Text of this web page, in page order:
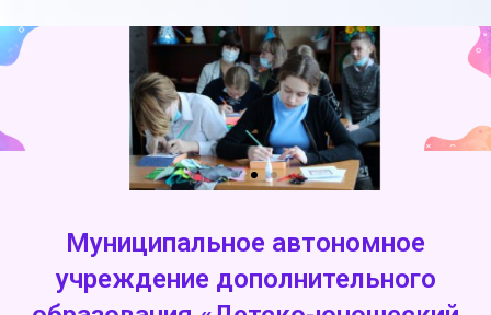
Муниципальное автономное
учреждение дополнительного